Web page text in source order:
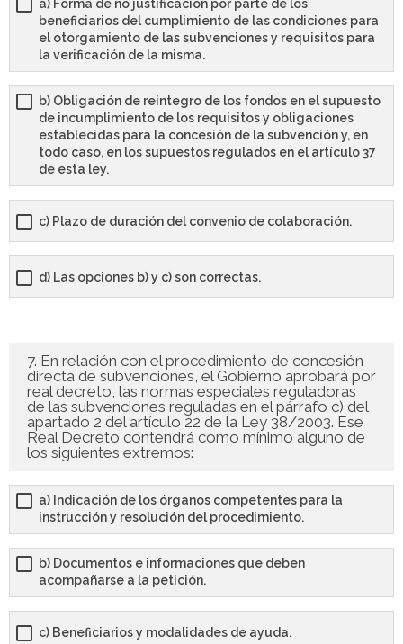
a) Forma de no justificación por parte de los
beneficiarios del cumplimiento de las condiciones para
el otorgamiento de las subvenciones y requisitos para
la verificación de la misma.
b) Obligación de reintegro de los fondos en el supuesto
de incumplimiento de los requisitos y obligaciones
establecidas para la concesión de la subvención y, en
todo caso, en los supuestos regulados en el artículo 37
de esta ley.
c) Plazo de duración del convenio de colaboración.
d) Las opciones b) y c) son correctas.
7. En relación con el procedimiento de concesión
directa de subvenciones, el Gobierno aprobará por
real decreto, las normas especiales reguladoras
de las subvenciones reguladas en el párrafo c) del
apartado 2 del artículo 22 de la Ley 38/2003. Ese
Real Decreto contendrá como mínimo alguno de
los siguientes extremos:
a) Indicación de los órganos competentes para la
instrucción y resolución del procedimiento.
b) Documentos e informaciones que deben
acompañarse a la petición.
c) Beneficiarios y modalidades de ayuda.